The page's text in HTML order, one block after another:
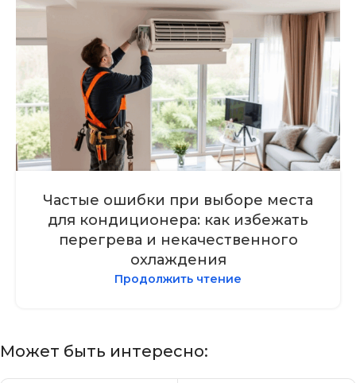
Частые ошибки при выборе места
для кондиционера: как избежать
перегрева и некачественного
охлаждения
Продолжить чтение
Может быть интересно: